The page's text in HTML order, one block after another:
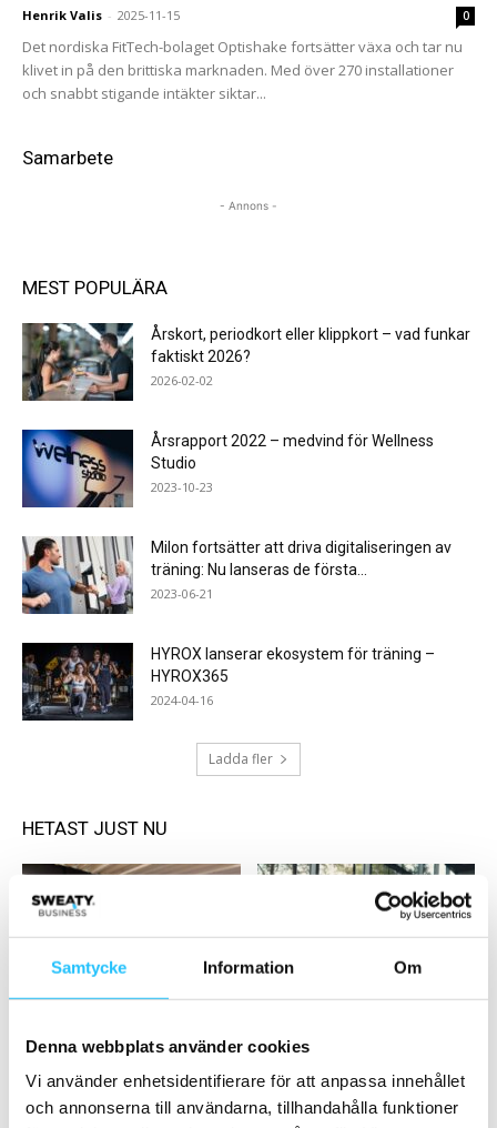
Samtycke Information Om
Denna webbplats använder cookies
Vi använder enhetsidentifierare för att anpassa innehållet
och annonserna till användarna, tillhandahålla funktioner
Henrik Valis - 2025-11-15 0
Det nordiska FitTech-bolaget Optishake fortsätter växa och tar nu
klivet in på den brittiska marknaden. Med över 270 installationer
och snabbt stigande intäkter siktar...
Samarbete
- Annons -
MEST POPULÄRA
Årskort, periodkort eller klippkort – vad funkar
faktiskt 2026?
2026-02-02
Årsrapport 2022 – medvind för Wellness
Studio
2023-10-23
Milon fortsätter att driva digitaliseringen av
träning: Nu lanseras de första...
2023-06-21
HYROX lanserar ekosystem för träning –
HYROX365
2024-04-16
Ladda fler
HETAST JUST NU
Business
EGYM
Business
Brands går ihop och bildar
jättekoncern